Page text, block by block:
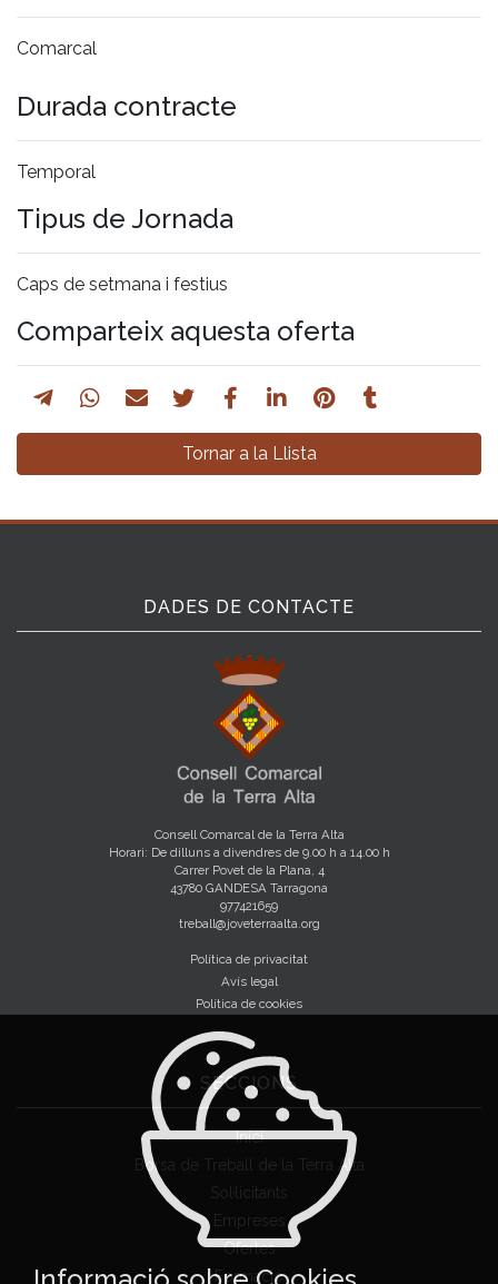
Comarcal
Durada contracte
Temporal
Tipus de Jornada
Caps de setmana i festius
Comparteix aquesta oferta
Tornar a la Llista
DADES DE CONTACTE
Consell Comarcal de la Terra Alta
Horari: De dilluns a divendres de 9.00 h a 14.00 h
Carrer Povet de la Plana, 4
43780 GANDESA Tarragona
977421659
treball@joveterraalta.org
Política de privacitat
Avís legal
Política de cookies
SECCIONS
Inici
Borsa de Treball de la Terra Alta
Sol·licitants
Empreses
Ofertes
Formació